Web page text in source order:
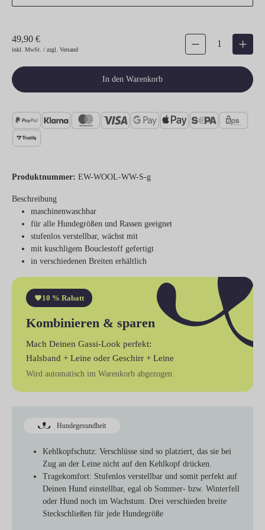
49,90 €
inkl. MwSt. / zzgl. Versand
Produkt Anzahl: Gib den
In den Warenkorb
Produktnummer: EW-WOOL-WW-S-g
Beschreibung
maschinenwaschbar
für alle Hundegrößen und Rassen geeignet
stufenlos verstellbar, wächst mit
mit kuschligem Bouclestoff gefertigt
in verschiedenen Breiten erhältlich
10 % Rabatt
Kombinieren & sparen
Mach Deinen Gassi-Look perfekt:
Halsband + Leine oder Geschirr + Leine
Wird automatisch im Warenkorb abgezogen.
Hundegesundheit
Kehlkopfschutz: Verschlüsse sind so platziert, das sie bei
Zug an der Leine nicht auf den Kehlkopf drücken.
Tragekomfort: Stufenlos verstellbar und somit perfekt auf
Deinen Hund einstellbar, egal ob Sommer- bzw. Winterfell
oder Hund noch im Wachstum. Drei verschieden breite
Steckschließen für jede Hundegröße